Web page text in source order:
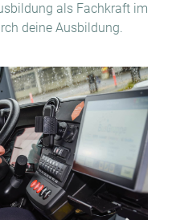
als Fachkraft im
deine Ausbildung.